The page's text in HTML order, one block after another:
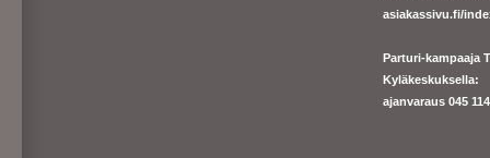
asiakassivu.fi/
Parturi-kampaaja
Kyläkeskuksella:
ajanvaraus 045